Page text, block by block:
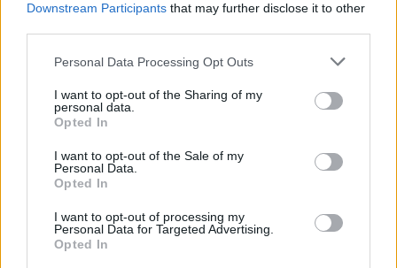
Downstream Participants that may further disclose it to other
Personal Data Processing Opt Outs
I want to opt-out of the Sharing of my
personal data.
Opted In
I want to opt-out of the Sale of my
Personal Data.
Opted In
I want to opt-out of processing my
Personal Data for Targeted Advertising.
Opted In
Social & Influencer per CeraVe, un progetto sviluppato
daWPP Onefluence and Ogilvy PR;un Grand Prix in
Creative B2B per “Meet Marina Prieto” realizzato da
JCDecaux
; 1 Grand Prix in Print &
Publishing perCoca Colaun progetto che ha visto la
collaborazione diWPP Open X, Ogilvy New York,
sempre molto interessante infine la parte degli
speech, e anche in questo
è stata presente con
insieme alla sostenibilità i brand dovranno sempre più
far propri per essere davvero rilevanti, al di là dei